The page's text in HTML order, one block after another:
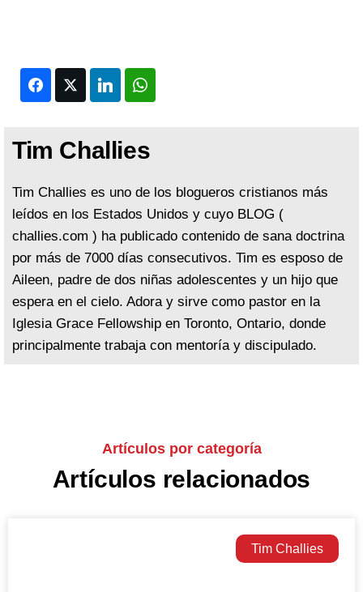
FacebookTwitter LinkedIn
Tim Challies
Tim Challies es uno de los blogueros cristianos más
leídos en los Estados Unidos y cuyo BLOG (
challies.com ) ha publicado contenido de sana doctrina
por más de 7000 días consecutivos. Tim es esposo de
Aileen, padre de dos niñas adolescentes y un hijo que
espera en el cielo. Adora y sirve como pastor en la
Iglesia Grace Fellowship en Toronto, Ontario, donde
principalmente trabaja con mentoría y discipulado.
Artículos por categoría
Artículos relacionados
Tim Challies